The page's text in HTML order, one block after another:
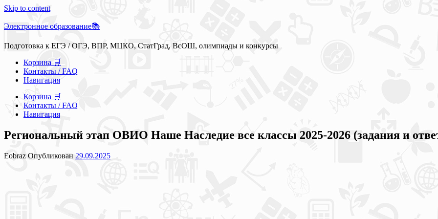
Skip to content
Электронное образование📚
Подготовка к ЕГЭ / ОГЭ, ВПР, МЦКО, СтатГрад, ВсОШ, олимпиады и конкурсы
Корзина 🛒
Контакты / FAQ
Навигация
Корзина 🛒
Контакты / FAQ
Навигация
Региональный этап ОВИО Наше Наследие все классы 2025-2026 (задания и
Eobraz Опубликован 29.09.2025